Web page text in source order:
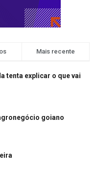
Mais recente
tenta explicar o que vai
goiano